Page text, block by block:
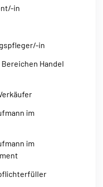
in
in
Handel
im
im